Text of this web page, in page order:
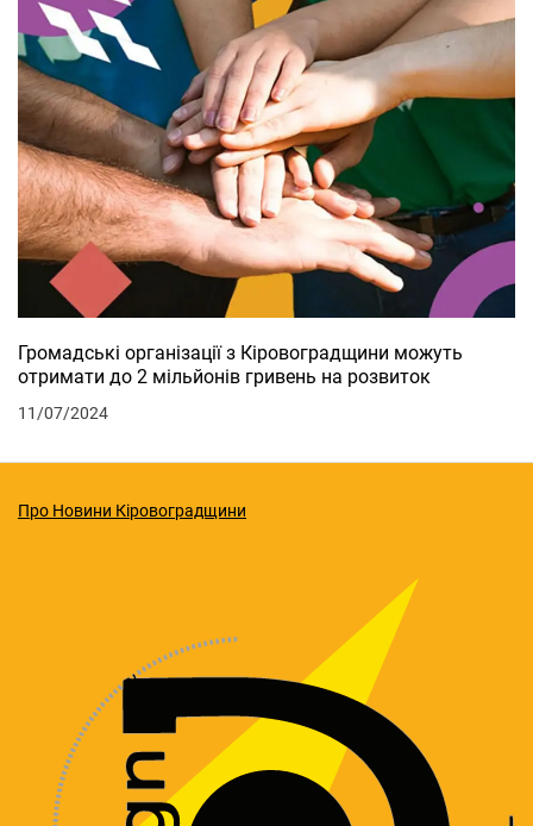
Громадські організації з Кіровоградщини можуть
отримати до 2 мільйонів гривень на розвиток
11/07/2024
Про Новини Кіровоградщини